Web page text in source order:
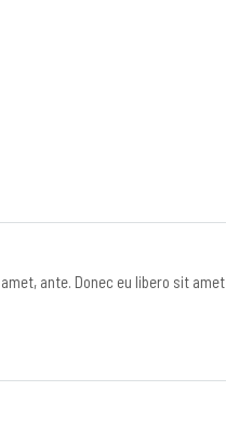
ante. Donec eu libero sit